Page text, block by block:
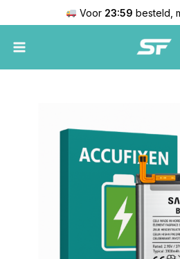
naar
inhoud
Voor 23:59 besteld,